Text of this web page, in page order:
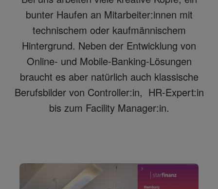
bunter Haufen an Mitarbeiter:innen mit
technischem oder kaufmännischem
Hintergrund. Neben der Entwicklung von
Online- und Mobile-Banking-Lösungen
braucht es aber natürlich auch klassische
Berufsbilder von Controller:in, HR-Expert:in
bis zum Facility Manager:in.